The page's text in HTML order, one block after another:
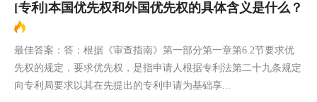
[专利]本国优先权和外国优先权的具体含义是什么？
最佳答案：答：根据《审查指南》第一部分第一章第6.2节要求优
先权的规定，要求优先权，是指申请人根据专利法第二十九条规定
向专利局要求以其在先提出的专利申请为基础享...